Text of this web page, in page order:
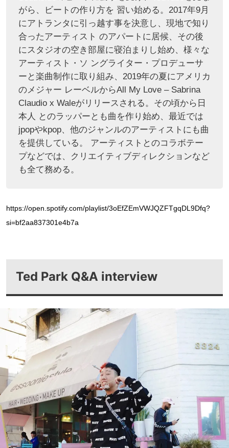
がら、ビートの作り方を 習い始める。2017年9月
にアトランタに引っ越す事を決意し、現地で知り
合ったアーティスト のアパートに居候、その後
にスタジオの空き部屋に寝泊まりし始め、様々な
アーティスト・ソ ングライター・プロデューサ
ーと楽曲制作に取り組み、2019年の夏にアメリカ
のメジャー レーベルからAll My Love – Sabrina
Claudio x Waleがリリースされる。その頃から日
本人 とのラッパーとも曲を作り始め、最近では
jpopやkpop、他のジャンルのアーティストにも曲
を提供している。 アーティストとのコラボテー
プなどでは、クリエイティブディレクションなど
も全て務める。
https://open.spotify.com/playlist/3oEfZEmVWJQZFTgqDL9Dfq?
si=bf2aa837301e4b7a
Ted Park Q&A interview